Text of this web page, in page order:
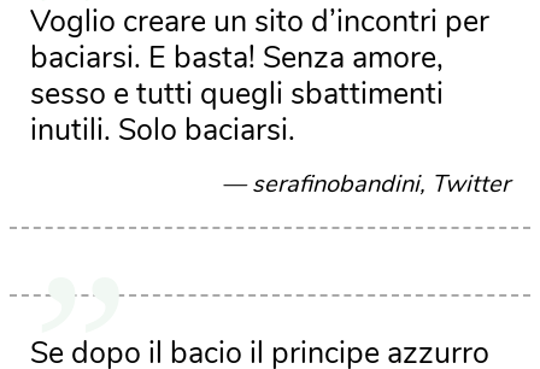
Voglio creare un sito d’incontri per
baciarsi. E basta! Senza amore,
sesso e tutti quegli sbattimenti
inutili. Solo baciarsi.
serafinobandini, Twitter
Se dopo il bacio il principe azzurro